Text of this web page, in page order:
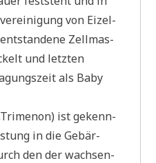
von Eizel­
Zell­mas­
und letz­ten
als Baby
ist gekenn­
in die Gebär­
den der wach­sen­